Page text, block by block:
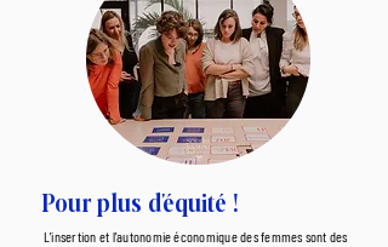
Pour plus d'équité !
L'insertion et l'autonomie économique des femmes sont des